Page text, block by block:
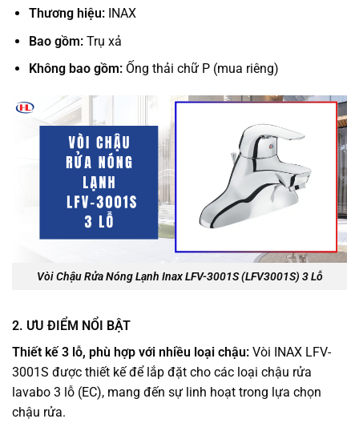
Thương hiệu:INAX
Bao gồm:Trụ xả
Không bao gồm:Ống thải chữ P (mua riêng)
Vòi Chậu Rửa Nóng Lạnh Inax LFV-3001S (LFV3001S) 3 Lỗ
2. ƯU ĐIỂM NỔI BẬT
Thiết kế 3 lỗ, phù hợp với nhiều loại chậu: Vòi INAX LFV-
3001S được thiết kế để lắp đặt cho các loại chậu rửa
lavabo 3 lỗ (EC), mang đến sự linh hoạt trong lựa chọn
chậu rửa.